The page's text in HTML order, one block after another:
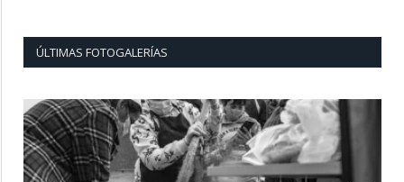
ÚLTIMAS FOTOGALERÍAS